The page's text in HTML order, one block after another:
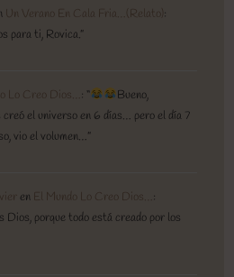
Un Verano En Cala Fria…(Relato) :
para ti, Rovica.”
Lo Creo Dios… : “
Bueno,
el universo en 6 días… pero el día 7
vio el volumen…”
en El Mundo Lo Creo Dios… :
Dios, porque todo está creado por los